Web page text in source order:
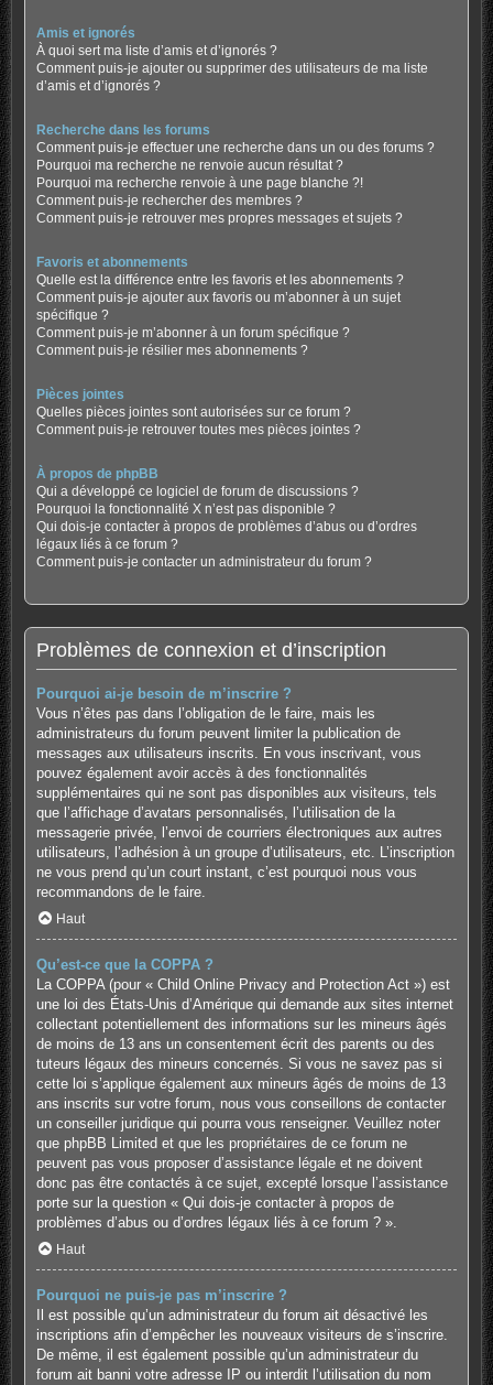
Amis et ignorés
À quoi sert ma liste d’amis et d’ignorés ?
Comment puis-je ajouter ou supprimer des utilisateurs de ma liste
d’amis et d’ignorés ?
Recherche dans les forums
Comment puis-je effectuer une recherche dans un ou des forums ?
Pourquoi ma recherche ne renvoie aucun résultat ?
Pourquoi ma recherche renvoie à une page blanche ?!
Comment puis-je rechercher des membres ?
Comment puis-je retrouver mes propres messages et sujets ?
Favoris et abonnements
Quelle est la différence entre les favoris et les abonnements ?
Comment puis-je ajouter aux favoris ou m’abonner à un sujet
spécifique ?
Comment puis-je m’abonner à un forum spécifique ?
Comment puis-je résilier mes abonnements ?
Pièces jointes
Quelles pièces jointes sont autorisées sur ce forum ?
Comment puis-je retrouver toutes mes pièces jointes ?
À propos de phpBB
Qui a développé ce logiciel de forum de discussions ?
Pourquoi la fonctionnalité X n’est pas disponible ?
Qui dois-je contacter à propos de problèmes d’abus ou d’ordres
légaux liés à ce forum ?
Comment puis-je contacter un administrateur du forum ?
Problèmes de connexion et d’inscription
Pourquoi ai-je besoin de m’inscrire ?
Vous n’êtes pas dans l’obligation de le faire, mais les
administrateurs du forum peuvent limiter la publication de
messages aux utilisateurs inscrits. En vous inscrivant, vous
pouvez également avoir accès à des fonctionnalités
supplémentaires qui ne sont pas disponibles aux visiteurs, tels
que l’affichage d’avatars personnalisés, l’utilisation de la
messagerie privée, l’envoi de courriers électroniques aux autres
utilisateurs, l’adhésion à un groupe d’utilisateurs, etc. L’inscription
ne vous prend qu’un court instant, c’est pourquoi nous vous
recommandons de le faire.
Haut
Qu’est-ce que la COPPA ?
La COPPA (pour « Child Online Privacy and Protection Act ») est
une loi des États-Unis d’Amérique qui demande aux sites internet
collectant potentiellement des informations sur les mineurs âgés
de moins de 13 ans un consentement écrit des parents ou des
tuteurs légaux des mineurs concernés. Si vous ne savez pas si
cette loi s’applique également aux mineurs âgés de moins de 13
ans inscrits sur votre forum, nous vous conseillons de contacter
un conseiller juridique qui pourra vous renseigner. Veuillez noter
que phpBB Limited et que les propriétaires de ce forum ne
peuvent pas vous proposer d’assistance légale et ne doivent
donc pas être contactés à ce sujet, excepté lorsque l’assistance
porte sur la question « Qui dois-je contacter à propos de
problèmes d’abus ou d’ordres légaux liés à ce forum ? ».
Haut
Pourquoi ne puis-je pas m’inscrire ?
Il est possible qu’un administrateur du forum ait désactivé les
inscriptions afin d’empêcher les nouveaux visiteurs de s’inscrire.
De même, il est également possible qu’un administrateur du
forum ait banni votre adresse IP ou interdit l’utilisation du nom